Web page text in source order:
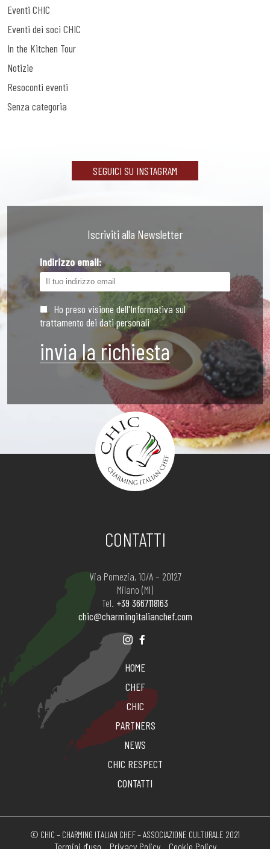
Eventi CHIC
Eventi dei soci CHIC
In the Kitchen Tour
Notizie
Resoconti eventi
Senza categoria
SEGUICI SU INSTAGRAM
Iscriviti alla Newsletter
Indirizzo email:
Ho preso visione dell'Informativa sul
trattamento dei dati personali
CONTATTI
Via Pomezia, 10/A – 20127
Milano (MI)
Tel. +39 3667118163
chic@charmingitalianchef.com
HOME
CHEF
CHIC
PARTNERS
NEWS
CHIC RESPECT
CONTATTI
© CHIC – CHARMING ITALIAN CHEF – ASSOCIAZIONE CULTURALE 2021